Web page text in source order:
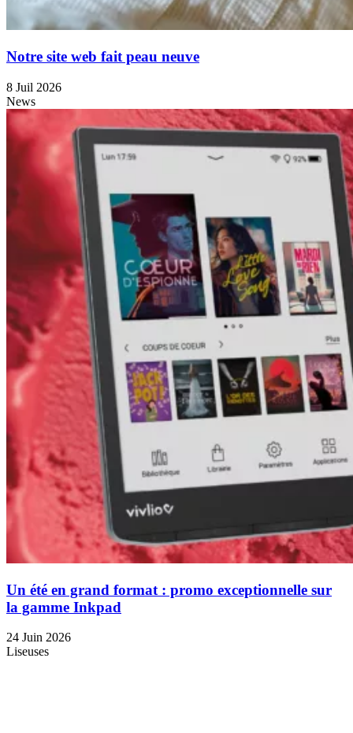
Notre site web fait peau neuve
8 Juil 2026
News
Un été en grand format : promo exceptionnelle sur
la gamme Inkpad
24 Juin 2026
Liseuses